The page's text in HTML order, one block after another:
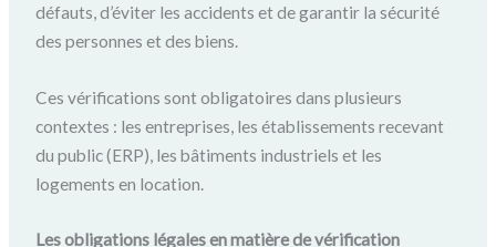
défauts, d’éviter les accidents et de garantir la sécurité
des personnes et des biens.
Ces vérifications sont obligatoires dans plusieurs
contextes : les entreprises, les établissements recevant
du public (ERP), les bâtiments industriels et les
logements en location.
Les obligations légales en matière de vérification